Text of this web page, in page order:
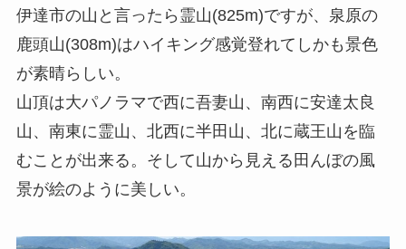
伊達市の山と言ったら霊山(825m)ですが、泉原の
鹿頭山(308m)はハイキング感覚登れてしかも景色
が素晴らしい。
山頂は大パノラマで西に吾妻山、南西に安達太良
山、南東に霊山、北西に半田山、北に蔵王山を臨
むことが出来る。そして山から見える田んぼの風
景が絵のように美しい。